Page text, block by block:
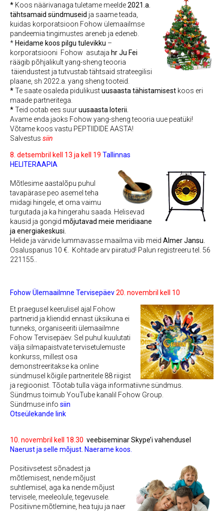
* Koos näärivanaga tuletame meelde2021.a.
tähtsamaid sündmuseid ja saame teada,
kuidas korporatsioon Fohow ülemaailmse
pandeemia tingimustes areneb ja edeneb.
* Heidame koos pilgu tulevikku –
korporatsiooni Fohow asutaja hr Ju Fei
räägib põhjalikult yang-sheng teooria
täiendustest ja tutvustab tähtsaid strateegilisi
plaane, sh 2022.a. yang sheng tooteid.
*Te saate osaleda pidulikustuusaasta tähistamisest koos eri
maade partneritega.
*Teid ootab ees suuruusaasta loterii.
Avame enda jaoks Fohow yang-sheng teooria uue peatüki!
Võtame koos vastu PEPTIIDIDE AASTA!
Salvestus siin
8. detsembril kell 13 ja kell 19 Tallinnas
HELITERAAPIA
Mõtlesime aastalõpu puhul
tavapärase peo asemel teha
midagi hingele, et oma vaimu
turgutada ja ka hingerahu saada. Helisevad
kausid ja gongid mõjutavad meie meridiaane
ja energiakeskusi.
Helide ja värvide lummavasse maailma viib meid Almer Jansu.
Osaluspanus 10 €. Kohtade arv piiratud! Palun registreeru tel. 56
221155..
Fohow Ülemaailmne Tervisepäev20. novembril kell 10
Et praegusel keerulisel ajal Fohow
partnerid ja kliendid ennast üksikuna ei
tunneks, organiseeriti ülemaailmne
Fohow Tervisepäev. Sel puhul kuulutati
välja silmapaistvate tervisetulemuste
konkurss, millest osa
demonstreeritakse ka online
sündmusel kõigile partneritele 88 riigist
ja regioonist. Tõotab tulla väga informatiivne sündmus.
Sündmus toimub YouTube kanalil Fohow Group.
Sündmuse info siin
Otseülekande link
10. novembril kell 18.30 veebiseminar Skype’i vahendusel
Naerust ja selle mõjust. Naerame koos.
Positiivsetest sõnadest ja
mõtlemisest, nende mõjust
suhtlemisel, aga ka nende mõjust
tervisele, meeleolule, tegevusele.
Positiivne mõtlemine, hea tuju ja naer